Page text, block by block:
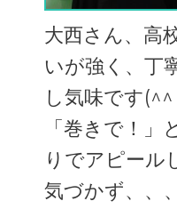
大西さん、高
いが強く、丁
し気味です(^^
「巻きで！
りでアピール
気づかず、、、